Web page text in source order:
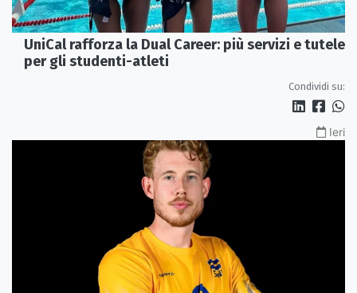
UniCal rafforza la Dual Career: più servizi e tutele
per gli studenti-atleti
Condividi su:
Ieri